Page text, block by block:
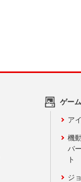
ゲー
ア
機
バ
ト
ジ